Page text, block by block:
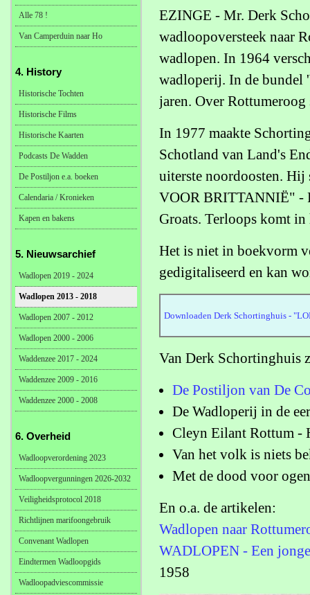
EZINGE - Mr. Derk
wadloopoversteek naar
wadlopen. In 1964
wadloperij. In de bundel
jaren. Over
In 1977 maakte
Schotland van Land's
uiterste noordoosten. Hij
VOOR BRITTANNIË" -
Groats. Terloops komt in
Het is niet in boekvorm
gedigitaliseerd en kan
Downloaden Derk Schortinghuis -
Van Derk Schortinghuis
De Postiljon van De
De Wadloperij in de
Cleyn Eilant Rottum -
Van het volk is niets
Met de dood voor
En o.a. de artikelen:
Wadlopen naar
WADLOPEN - Een
1958
Alle 78 !
Van Camperduin naar Ho
4. History
Historische Tochten
Historische Films
Historische Kaarten
Podcasts De Wadden
De Postiljon e.a. boeken
Calendaria / Kronieken
Kapen en bakens
5. Nieuwsarchief
Wadlopen 2019 - 2024
Wadlopen 2013 - 2018
Wadlopen 2007 - 2012
Wadlopen 2000 - 2006
Waddenzee 2017 - 2024
Waddenzee 2009 - 2016
Waddenzee 2000 - 2008
6. Overheid
Wadloopverordening 2023
Wadloopvergunningen 2026-2032
Veiligheidsprotocol 2018
Richtlijnen marifoongebruik
Convenant Wadlopen
Eindtermen Wadloopgids
Wadloopadviescommissie